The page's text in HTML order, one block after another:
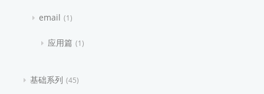
email 1
应用篇 1
基础系列 45